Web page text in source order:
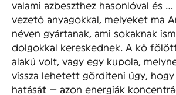
valami azbeszthez hasonlóval és …
vezető anyagokkal, melyeket ma
néven gyártanak, ami sokaknak
dolgokkal kereskednek. A kő
alakú volt, vagy egy kupola,
vissza lehetett gördíteni úgy,
hatását — azon energiák